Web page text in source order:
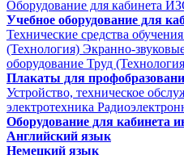
Оборудование для кабинета
Учебное оборудование для
Технические средства обучения
(Технология) Экранно-
оборудование Труд
Плакаты для
Устройство, техническое
электротехника
Оборудование для кабинета
Английский язык
Немецкий язык